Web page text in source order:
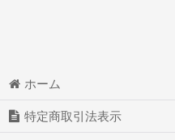
ホーム
特定商取引法表示